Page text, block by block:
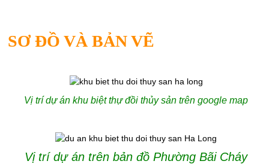
SƠ ĐỒ VÀ BẢN VẼ
Vị trí dự án khu biệt thự đồi thủy sản trên google map
Vị trí dự án trên bản đồ Phường Bãi Cháy